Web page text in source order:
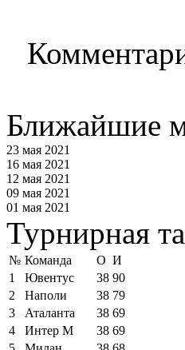
Ближайшие
23 мая 2021
16 мая 2021
12 мая 2021
09 мая 2021
01 мая 2021
Турнирная
№ Команда О И
1
Ювентус 38 90
2
Наполи 38 79
3
Аталанта 38 69
4
Интер М 38 69